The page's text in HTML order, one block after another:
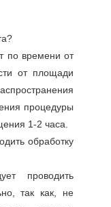
по времени от
от площади
процедуры
1-2 часа.
обработку
проводить
так как, не